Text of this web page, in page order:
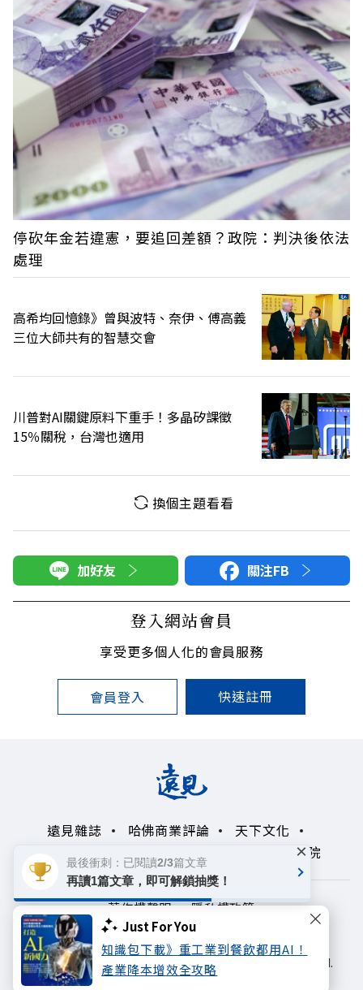
Just For You
知識包下載》重工業到餐飲都用AI！
產業降本增效全攻略
停砍年金若違憲，要追回差額？政院：判決後依法
處理
高希均回憶錄》曾與波特、奈伊、傅高義
三位大師共有的智慧交會
川普對AI關鍵原料下重手！多晶矽課徵
15％關稅，台灣也適用
換個主題看看
加好友 關注FB
登入網站會員
享受更多個人化的會員服務
會員登入 快速註冊
遠見雜誌 哈佛商業評論
天下文化
未來親子學習平台
50+ 領導影響力學院
著作權聲明
隱私權政策
Copyright© 1999~2026
遠見天下文化出版股份有限公司. All rights reserved.
最後衝刺：已閱讀2/3篇文章
再讀1篇文章，即可解鎖抽獎！
×